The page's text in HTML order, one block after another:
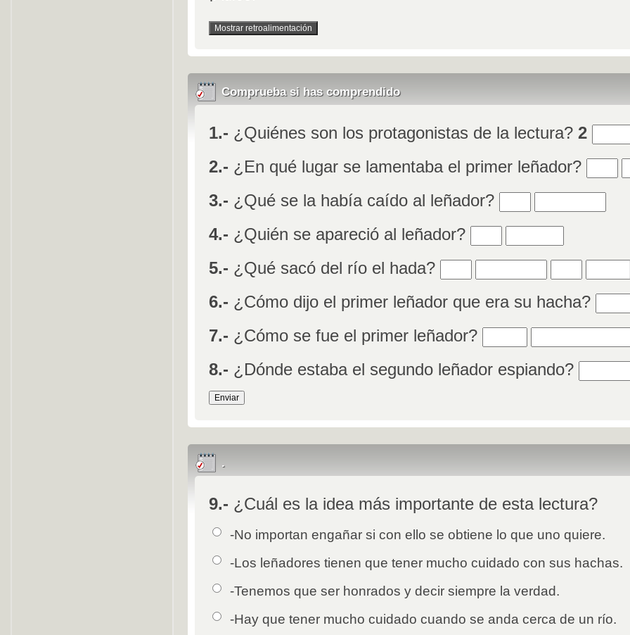
Comprueba si has comprendido
1.- ¿Quiénes son los protagonistas de la lectura? 2
2.- ¿En qué lugar se lamentaba el primer leñador?
3.- ¿Qué se la había caído al leñador?Rellenar huecos (7):
Rellenar huecos
4.- ¿Quién se apareció al leñador? Rellenar huecos (9):
Rellenar huecos (10):
5.- ¿Qué sacó del río el hada? Rellenar huecos (11):
Rellenar huecos (12):
Rellenar
6.- ¿Cómo dijo el primer leñador que era su hacha?
7.- ¿Cómo se fue el primer leñador? Rellenar huecos (16):
Rellenar huecos
8.- ¿Dónde estaba el segundo leñador espiando?
.
Pregunta
9.- ¿Cuál es la idea más importante de esta lectura?
Opción 1-No importan engañar si con ello se obtiene lo que uno quiere.
Opción 2-Los leñadores tienen que tener mucho cuidado con sus hachas.
Opción 3-Tenemos que ser honrados y decir siempre la verdad.
Opción 4-Hay que tener mucho cuidado cuando se anda cerca de un río.